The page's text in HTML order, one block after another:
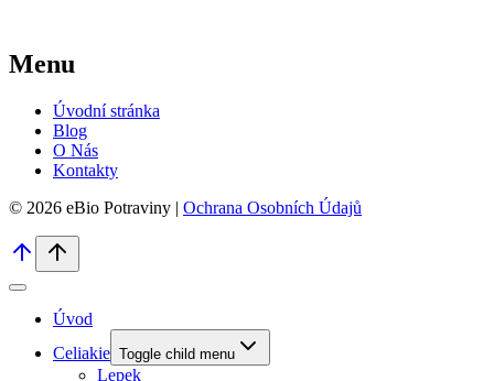
Menu
Úvodní stránka
Blog
O Nás
Kontakty
© 2026 eBio Potraviny | Ochrana Osobních Údajů
Úvod
Celiakie Toggle child menu
Lepek